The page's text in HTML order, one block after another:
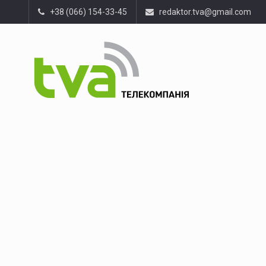
+38 (066) 154-33-45 redaktor.tva@gmail.com